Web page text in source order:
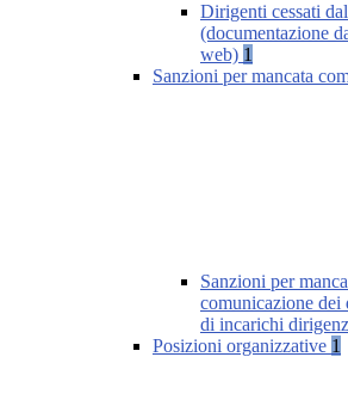
Dirigenti cessati
(documentazione
web) 1
Sanzioni per mancata
Sanzioni per
comunicazione dei
di incarichi
Posizioni organizzative 1